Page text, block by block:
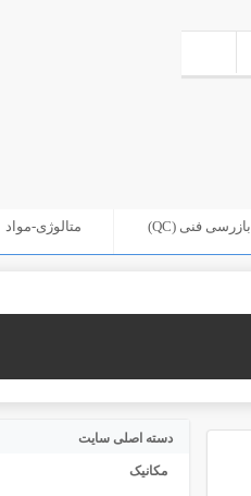
بازرسی فنی (QC) متالوژی-مواد
دسته اصلی سایت
مکانیک